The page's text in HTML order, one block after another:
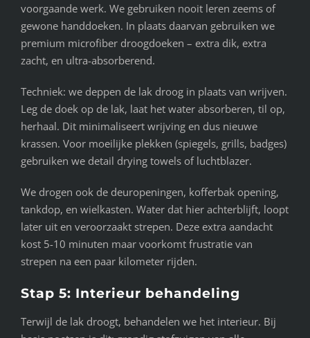
voorgaande werk. We gebruiken nooit leren zeems of
gewone handdoeken. In plaats daarvan gebruiken we
premium microfiber droogdoeken – extra dik, extra
zacht, en ultra-absorberend.
Techniek: we deppen de lak droog in plaats van wrijven.
Leg de doek op de lak, laat het water absorberen, til op,
herhaal. Dit minimaliseert wrijving en dus nieuwe
krassen. Voor moeilijke plekken (spiegels, grills, badges)
gebruiken we detail drying towels of luchtblazer.
We drogen ook de deuropeningen, kofferbak opening,
tankdop, en wielkasten. Water dat hier achterblijft, loopt
later uit en veroorzaakt strepen. Deze extra aandacht
kost 5-10 minuten maar voorkomt frustratie van
strepen na een paar kilometer rijden.
Stap 5: Interieur behandeling
Terwijl de lak droogt, behandelen we het interieur. Bij